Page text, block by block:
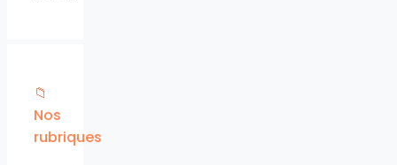
📁
Nos
rubriques